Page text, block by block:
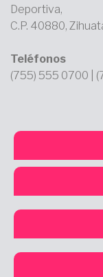
Deportiva,
C.P. 40880,
Teléfonos
(755) 555 0700 |